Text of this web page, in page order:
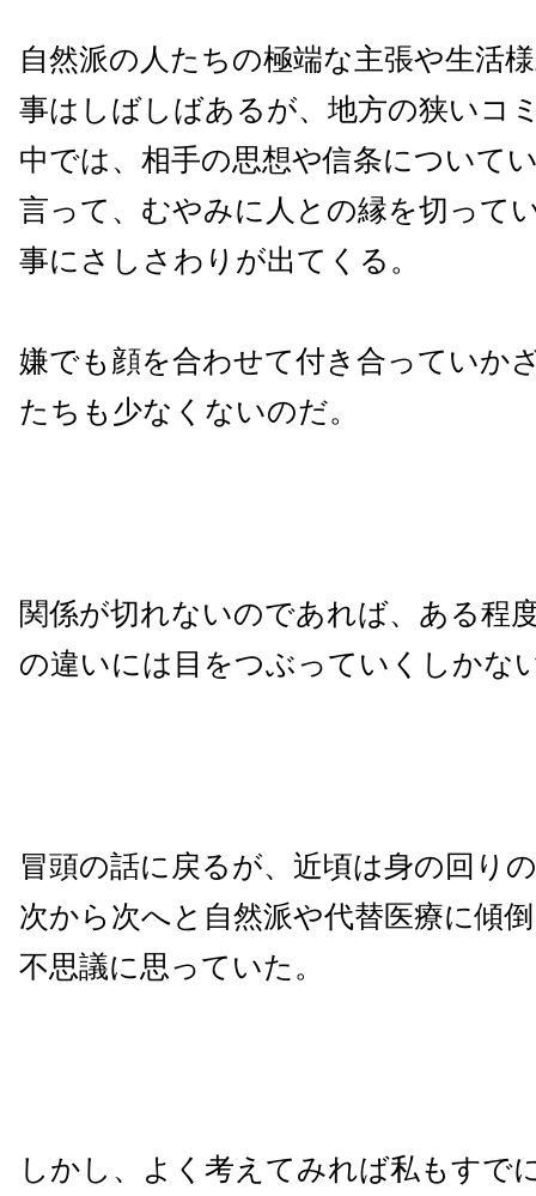
自然派の人たちの極端な主張や生活
事はしばしばあるが、地方の狭いコ
中では、相手の思想や信条について
言って、むやみに人との縁を切って
事にさしさわりが出てくる。
嫌でも顔を合わせて付き合っていか
たちも少なくないのだ。
関係が切れないのであれば、ある程
の違いには目をつぶっていくしかな
冒頭の話に戻るが、近頃は身の回り
次から次へと自然派や代替医療に傾
不思議に思っていた。
しかし、よく考えてみれば私もすで